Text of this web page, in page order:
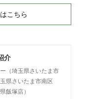
こちら
介
（埼玉県さいたま市
県さいたま市南区
飯塚店）